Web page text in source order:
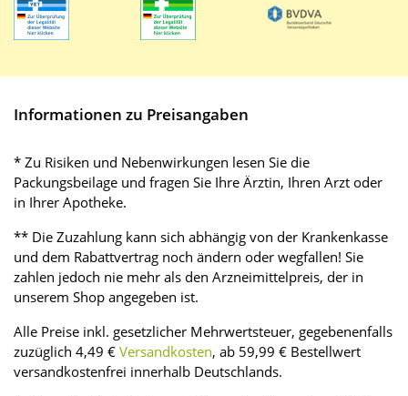
Informationen zu Preisangaben
* Zu Risiken und Nebenwirkungen lesen Sie die
Packungsbeilage und fragen Sie Ihre Ärztin, Ihren Arzt oder
in Ihrer Apotheke.
** Die Zuzahlung kann sich abhängig von der Krankenkasse
und dem Rabattvertrag noch ändern oder wegfallen! Sie
zahlen jedoch nie mehr als den Arzneimittelpreis, der in
unserem Shop angegeben ist.
Alle Preise inkl. gesetzlicher Mehrwertsteuer, gegebenenfalls
zuzüglich 4,49 € Versandkosten, ab 59,99 € Bestellwert
versandkostenfrei innerhalb Deutschlands.